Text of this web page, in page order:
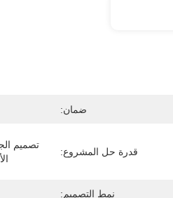
ضمان:
قدرة حل المشروع:
نمط التصميم: